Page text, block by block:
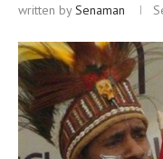
written bySenaman